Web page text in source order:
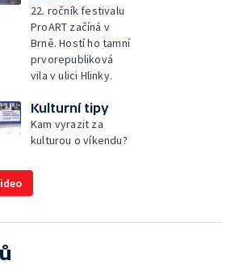
22. ročník festivalu
ProART začíná v
Brně. Hostí ho tamní
prvorepubliková
vila v ulici Hlinky.
Kulturní tipy
Kam vyrazit za
kulturou o víkendu?